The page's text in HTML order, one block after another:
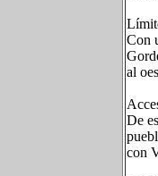
Con
al
De
con